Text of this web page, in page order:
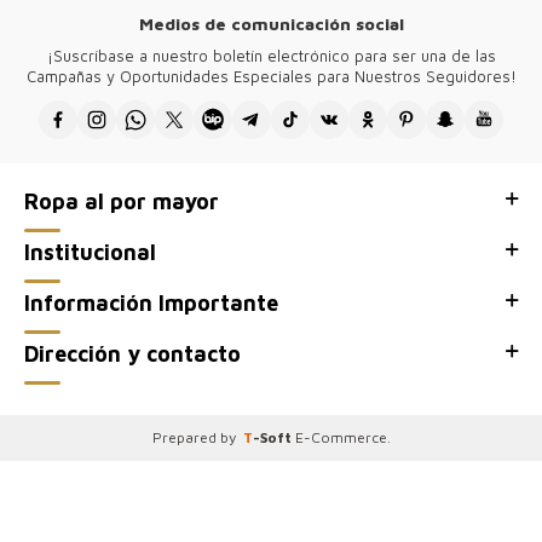
frescos para el verano y cómodos jerseys para el invierno. Kazee
garantiza que tus boutiques destaquen con piezas elegantes y
modernas, satisfaciendo las necesidades de una clientela diversa.
Experimenta la diferencia con nuestras selecciones de moda trendy y
sofisticada.
Medios de comunicación social
¡Suscríbase a nuestro boletín electrónico para ser una de las
Campañas y Oportunidades Especiales para Nuestros Seguidores!
Ropa al por mayor
Institucional
Información Importante
Dirección y contacto
Prepared by T-Soft E-Commerce.